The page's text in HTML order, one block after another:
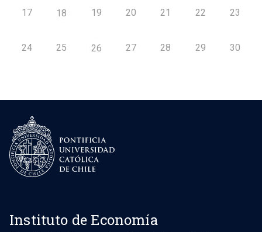
17 18 19 20 21 22 23
24 25 26 27 28 29 30
Instituto de Economía